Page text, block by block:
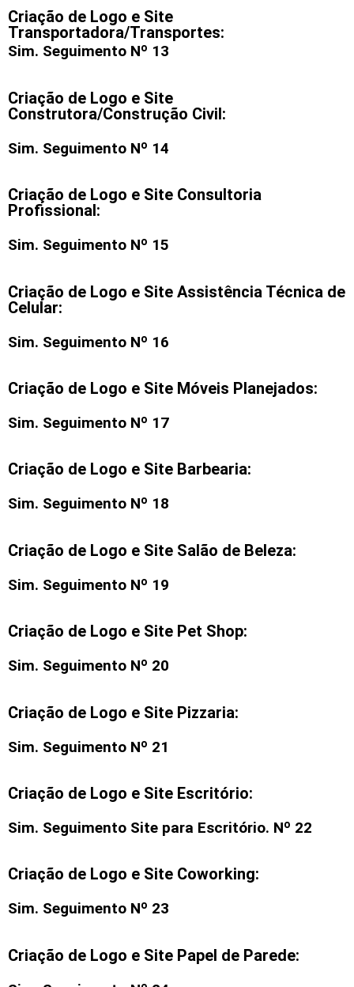
Criação de Logo e Site
Transportadora/Transportes:
Sim. Seguimento Nº 13
Criação de Logo e Site
Construtora/Construção Civil:
Sim. Seguimento Nº 14
Criação de Logo e Site Consultoria
Profissional:
Sim. Seguimento Nº 15
Criação de Logo e Site Assistência Técnica de
Celular:
Sim. Seguimento Nº 16
Criação de Logo e Site Móveis Planejados:
Sim. Seguimento Nº 17
Criação de Logo e Site Barbearia:
Sim. Seguimento Nº 18
Criação de Logo e Site Salão de Beleza:
Sim. Seguimento Nº 19
Criação de Logo e Site Pet Shop:
Sim. Seguimento Nº 20
Criação de Logo e Site Pizzaria:
Sim. Seguimento Nº 21
Criação de Logo e Site Escritório:
Sim. Seguimento Site para Escritório. Nº 22
Criação de Logo e Site Coworking:
Sim. Seguimento Nº 23
Criação de Logo e Site Papel de Parede: